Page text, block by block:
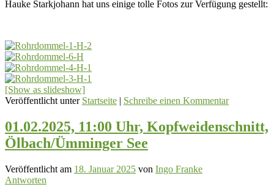
Hauke Starkjohann hat uns einige tolle Fotos zur Verfügung gestellt:
[Show as slideshow]
Veröffentlicht unter Startseite | Schreibe einen Kommentar
01.02.2025, 11:00 Uhr, Kopfweidenschnitt,
Ölbach/Ümminger See
Veröffentlicht am 18. Januar 2025 von Ingo Franke
Antworten